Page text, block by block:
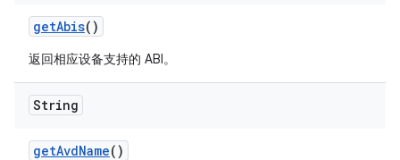
getAbis()
返回相应设备支持的 ABI。
String
getAvdName()